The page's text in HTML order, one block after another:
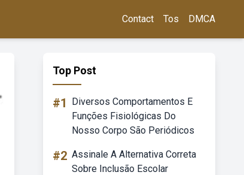
Contact Tos DMCA
Top Post
#1
Diversos Comportamentos E
Funções Fisiológicas Do
Nosso Corpo São Periódicos
#2 Assinale A Alternativa Correta
Sobre Inclusão Escolar